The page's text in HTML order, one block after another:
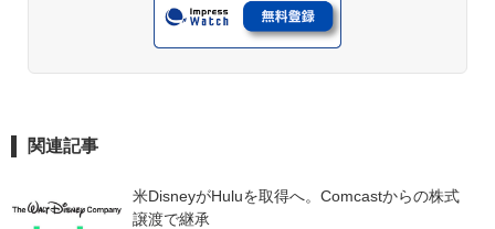
関連記事
米DisneyがHuluを取得へ。Comcastからの株式
譲渡で継承